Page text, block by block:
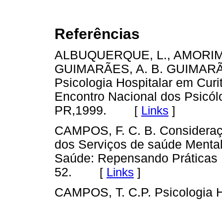
Referências
ALBUQUERQUE, L.,
GUIMARÃES, A. B.
Psicologia Hospitalar em
Encontro Nacional dos
PR,1999. [ Links ]
CAMPOS, F. C. B.
dos Serviços de saúde
Saúde: Repensando
52. [ Links ]
CAMPOS, T. C.P. Psicologia